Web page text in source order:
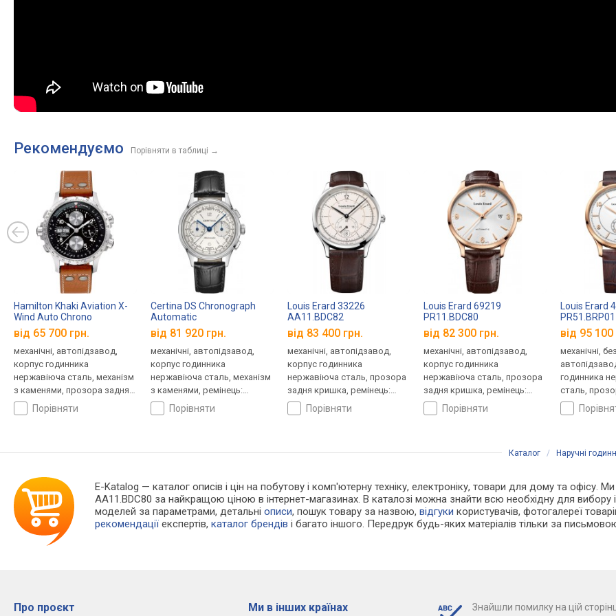
Рекомендуємо Порівняти в таблиці →
Hamilton Khaki Aviation X-
Wind Auto Chrono
H77616533
від 65 700 грн.
механічні, автопідзавод,
корпус годинника
нержавіюча сталь, механізм
з каменями, прозора задня
кришка, ремінець: ремінець
шкіряний, WR 100, Швейцарія
порівняти
Certina DS Chronograph
Automatic
C038.462.16.037.00
від 81 920 грн.
механічні, автопідзавод,
корпус годинника
нержавіюча сталь, механізм
з каменями, ремінець:
ремінець шкіряний, WR 100,
Швейцарія
порівняти
Louis Erard 33226
AA11.BDC82
від 83 400 грн.
механічні, автопідзавод,
корпус годинника
нержавіюча сталь, прозора
задня кришка, ремінець:
ремінець шкіряний, WR 50,
Швейцарія
порівняти
Louis Erard 69219
PR11.BDC80
від 82 300 грн.
механічні, автопідзавод,
корпус годинника
нержавіюча сталь, прозора
задня кришка, ремінець:
ремінець шкіряний, WR 50,
Швейцарія
порівняти
Louis Erard
PR51.BRP01
від 95 100
механічні,
годинника
сталь,
кришка,
шкіряний,
Каталог / Наручні
E-Katalog — каталог описів і цін на побутову і комп'ютерну техніку, електроніку, товари для дому та офісу.
AA11.BDC80 за найкращою ціною в інтернет-магазинах. В каталозі можна знайти всю необхідну для
моделей за параметрами, детальніописи, пошук товару за назвою,відгуки користувачів, фотогалереї
рекомендації експертів,каталог брендів і багато іншого. Передрук будь-яких матеріалів тільки за
Про проєкт Ми в інших країнах
Знайшли помилку на цій